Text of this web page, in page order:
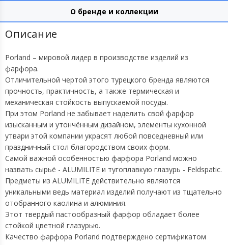
О бренде и коллекции
Описание
Porland – мировой лидер в производстве изделий из
фарфора.
Отличительной чертой этого турецкого бренда являются
прочность, практичность, а также термическая и
механическая стойкость выпускаемой посуды.
При этом Porland не забывает наделить свой фарфор
изысканным и утончённым дизайном, элементы кухонной
утвари этой компании украсят любой повседневный или
праздничный стол благородством своих форм.
Самой важной особенностью фарфора Porland можно
назвать сырьё - ALUMILITE и тугоплавкую глазурь - Feldspatic.
Предметы из ALUMILITE действительно являются
уникальными ведь материал изделий получают из тщательно
отобранного каолина и алюминия.
Этот твердый пастообразный фарфор обладает более
стойкой цветной глазурью.
Качество фарфора Porland подтверждено сертификатом